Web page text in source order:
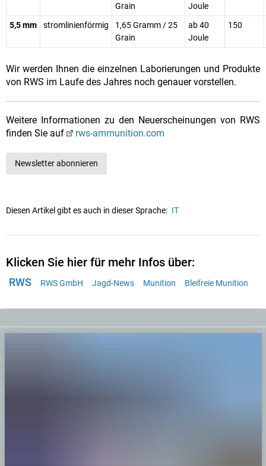
Grain
Joule
5,5 mm stromlinienförmig
1,65 Gramm / 25
Grain
ab 40
Joule
150
Wir werden Ihnen die einzelnen Laborierungen und Produkte
von RWS im Laufe des Jahres noch genauer vorstellen.
Weitere Informationen zu den Neuerscheinungen von RWS
finden Sie auf
rws-ammunition.com
Newsletter abonnieren
Diesen Artikel gibt es auch in dieser Sprache: IT
Klicken Sie hier für mehr Infos über:
RWS RWS GmbH Jagd-News Munition Bleifreie Munition